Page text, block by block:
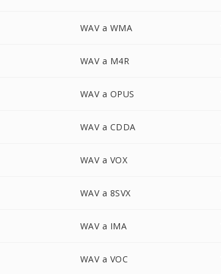
WAV a WMA
WAV a M4R
WAV a OPUS
WAV a CDDA
WAV a VOX
WAV a 8SVX
WAV a IMA
WAV a VOC